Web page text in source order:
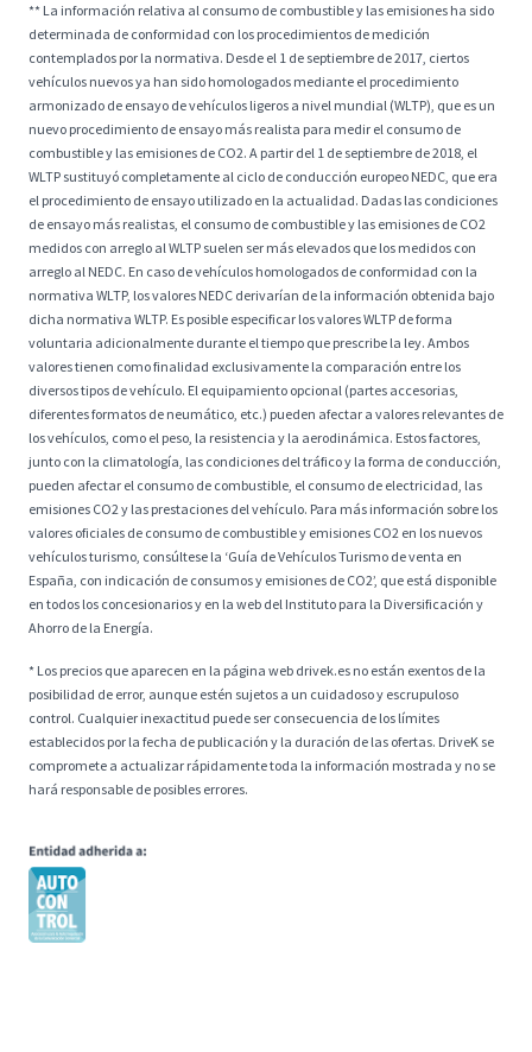
** La información relativa al consumo de combustible y las emisiones ha sido
determinada de conformidad con los procedimientos de medición
contemplados por la normativa. Desde el 1 de septiembre de 2017, ciertos
vehículos nuevos ya han sido homologados mediante el procedimiento
armonizado de ensayo de vehículos ligeros a nivel mundial (WLTP), que es un
nuevo procedimiento de ensayo más realista para medir el consumo de
combustible y las emisiones de CO2. A partir del 1 de septiembre de 2018, el
WLTP sustituyó completamente al ciclo de conducción europeo NEDC, que era
el procedimiento de ensayo utilizado en la actualidad. Dadas las condiciones
de ensayo más realistas, el consumo de combustible y las emisiones de CO2
medidos con arreglo al WLTP suelen ser más elevados que los medidos con
arreglo al NEDC. En caso de vehículos homologados de conformidad con la
normativa WLTP, los valores NEDC derivarían de la información obtenida bajo
dicha normativa WLTP. Es posible especificar los valores WLTP de forma
voluntaria adicionalmente durante el tiempo que prescribe la ley. Ambos
valores tienen como finalidad exclusivamente la comparación entre los
diversos tipos de vehículo. El equipamiento opcional (partes accesorias,
diferentes formatos de neumático, etc.) pueden afectar a valores relevantes de
los vehículos, como el peso, la resistencia y la aerodinámica. Estos factores,
junto con la climatología, las condiciones del tráfico y la forma de conducción,
pueden afectar el consumo de combustible, el consumo de electricidad, las
emisiones CO2 y las prestaciones del vehículo. Para más información sobre los
valores oficiales de consumo de combustible y emisiones CO2 en los nuevos
vehículos turismo, consúltese la ‘Guía de Vehículos Turismo de venta en
España, con indicación de consumos y emisiones de CO2’, que está disponible
en todos los concesionarios y en la web del Instituto para la Diversificación y
Ahorro de la Energía.
* Los precios que aparecen en la página web drivek.es no están exentos de la
posibilidad de error, aunque estén sujetos a un cuidadoso y escrupuloso
control. Cualquier inexactitud puede ser consecuencia de los límites
establecidos por la fecha de publicación y la duración de las ofertas. DriveK se
compromete a actualizar rápidamente toda la información mostrada y no se
hará responsable de posibles errores.